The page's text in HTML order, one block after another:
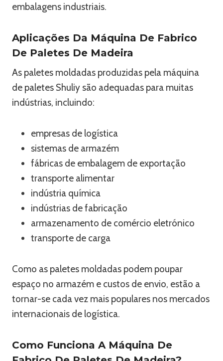
embalagens industriais.
Aplicações Da Máquina De Fabrico
De Paletes De Madeira
As paletes moldadas produzidas pela máquina
de paletes Shuliy são adequadas para muitas
indústrias, incluindo:
empresas de logística
sistemas de armazém
fábricas de embalagem de exportação
transporte alimentar
indústria química
indústrias de fabricação
armazenamento de comércio eletrónico
transporte de carga
Como as paletes moldadas podem poupar
espaço no armazém e custos de envio, estão a
tornar-se cada vez mais populares nos mercados
internacionais de logística.
Como Funciona A Máquina De